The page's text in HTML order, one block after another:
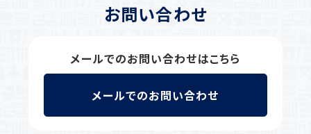
お問い合わせ
メールでのお問い合わせはこちら
メールでのお問い合わせ